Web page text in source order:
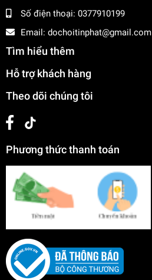
Số điện thoại: 0377910199
Email: dochoitinphat@gmail.com
Tìm hiểu thêm
Hỗ trợ khách hàng
Theo dõi chúng tôi
Phương thức thanh toán